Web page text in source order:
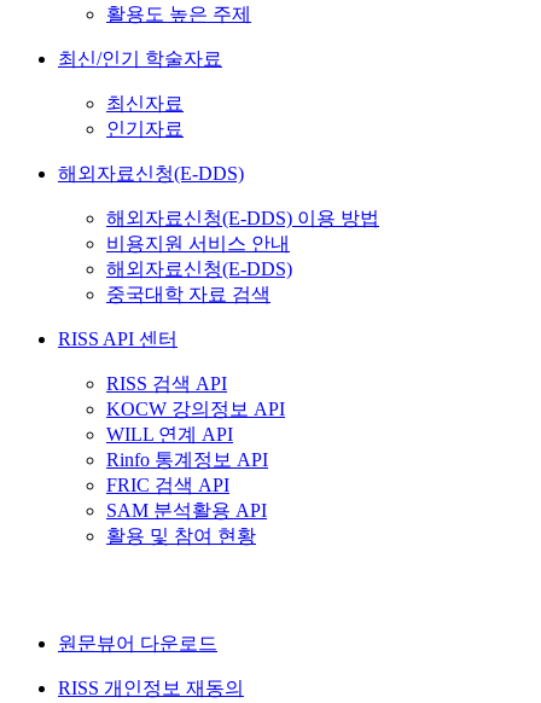
활용도 높은 주제
최신/인기 학술자료
최신자료
인기자료
해외자료신청(E-DDS)
해외자료신청(E-DDS) 이용 방법
비용지원 서비스 안내
해외자료신청(E-DDS)
중국대학 자료 검색
RISS API 센터
RISS 검색 API
KOCW 강의정보 API
WILL 연계 API
Rinfo 통계정보 API
FRIC 검색 API
SAM 분석활용 API
활용 및 참여 현황
원문뷰어 다운로드
RISS 개인정보 재동의